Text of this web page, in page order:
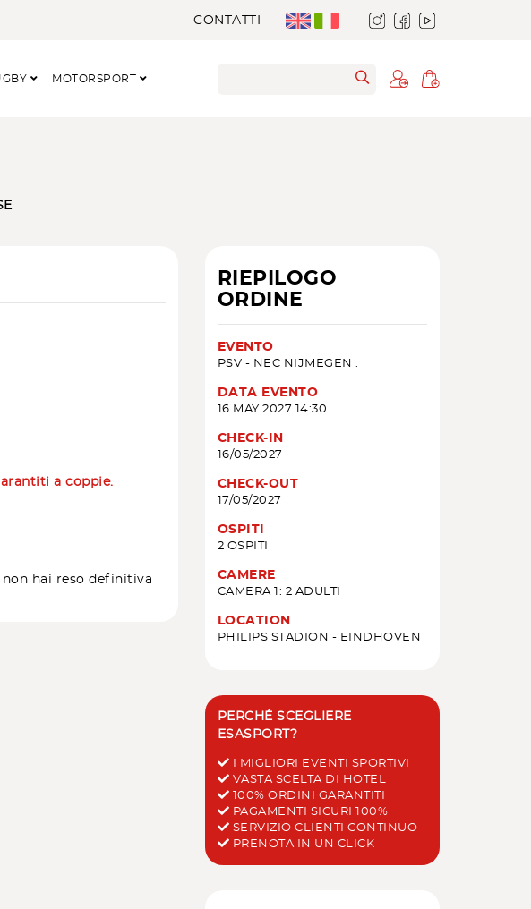
CONTATTI
MOTORSPORT
a coppie.
hai reso definitiva
RIEPILOGO
ORDINE
EVENTO
PSV - NEC NIJMEGEN .
DATA EVENTO
16 MAY 2027 14:30
CHECK-IN
16/05/2027
CHECK-OUT
17/05/2027
OSPITI
2 OSPITI
CAMERE
CAMERA 1: 2 ADULTI
LOCATION
PHILIPS STADION - EINDHOVEN
PERCHÉ SCEGLIERE
ESASPORT?
I MIGLIORI EVENTI SPORTIVI
VASTA SCELTA DI HOTEL
100% ORDINI GARANTITI
PAGAMENTI SICURI 100%
SERVIZIO CLIENTI CONTINUO
PRENOTA IN UN CLICK